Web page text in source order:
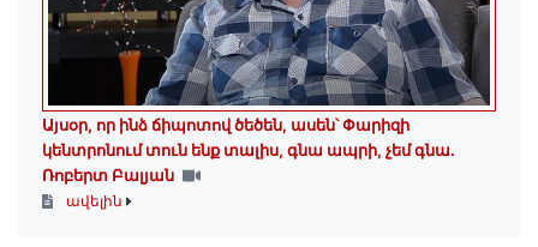
Այսօր, որ ինձ ճիպոտով ծեծեն, ասեն՝ Փարիզի
կենտրոնում տուն ենք տալիս, գնա ապրի, չեմ գնա․
Ռոբերտ Բալյան
ավելին